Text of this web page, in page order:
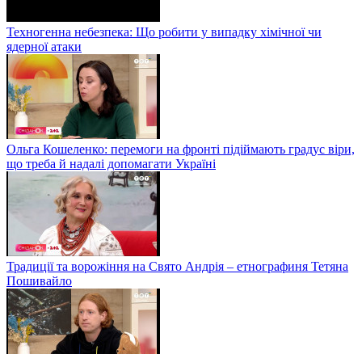
Техногенна небезпека: Що робити у випадку хімічної чи
ядерної атаки
Ольга Кошеленко: перемоги на фронті підіймають градус віри,
що треба й надалі допомагати Україні
Традиції та ворожіння на Свято Андрія – етнографиня Тетяна
Пошивайло